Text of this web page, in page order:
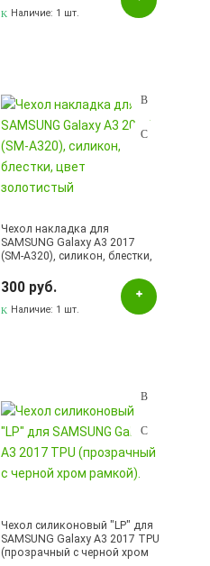
Наличие: 1 шт.
Чехол накладка для
SAMSUNG Galaxy A3 2017
(SM-A320), силикон, блестки,
300 руб.
Наличие: 1 шт.
Чехол силиконовый "LP" для
SAMSUNG Galaxy A3 2017 TPU
(прозрачный с черной хром